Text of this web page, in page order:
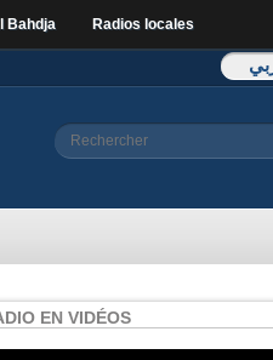
Bahdja Radios locales
Formulaire de
Rechercher
EN VIDÉOS